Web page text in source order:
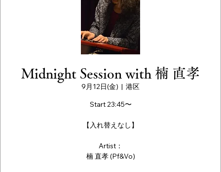
Midnight Session with 楠 直孝
9月12日(金)
  |
港区
Start 23:45〜
【入れ替えなし】
Artist：
楠 直孝 (Pf&Vo)